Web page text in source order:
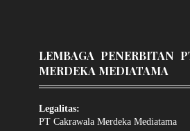
LEMBAGA PENERBITAN
MERDEKA MEDIATAMA
Legalitas:
PT Cakrawala Merdeka Mediatama